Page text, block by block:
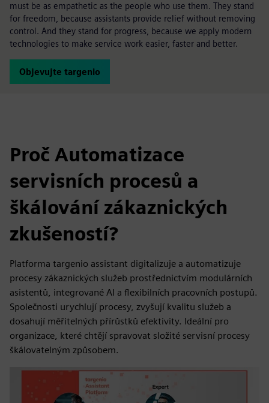
must be as empathetic as the people who use them. They stand
for freedom, because assistants provide relief without removing
control. And they stand for progress, because we apply modern
technologies to make service work easier, faster and better.
Objevujte targenio
Proč Automatizace
servisních procesů a
škálování zákaznických
zkušeností?
Platforma targenio assistant digitalizuje a automatizuje
procesy zákaznických služeb prostřednictvím modulárních
asistentů, integrované AI a flexibilních pracovních postupů.
Společnosti urychlují procesy, zvyšují kvalitu služeb a
dosahují měřitelných přírůstků efektivity. Ideální pro
organizace, které chtějí spravovat složité servisní procesy
škálovatelným způsobem.